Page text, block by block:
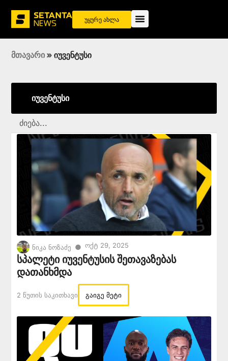
უყურე ახლა
მთავარი » იუვენტუსი
იუვენტუსი
ნიკა ნოზაძე ● Ოქტ 29, 2025
სპალეტი იუვენტუსის შეთავაზებას
დათანხმდა
2 Წუთის Საკითხავი გაიგე მეტი